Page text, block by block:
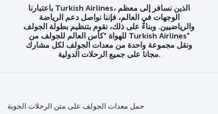
باعتبارنا Turkish Airlines، الذين نسافر إلى معظم
الوجهات في العالم، فإننا نواصل دعم الرياضة
والرياضيين. وبناءً على ذلك، نقوم بتنظيم بطولة الجولف
للهواة "كأس العالم للجولف من Turkish Airlines"
ونقل مجموعة واحدة من معدات الجولف لكل مشارك
مجانا على جميع الرحلات الدولية.
حمل معدات الجولف على متن الرحلات الجوية